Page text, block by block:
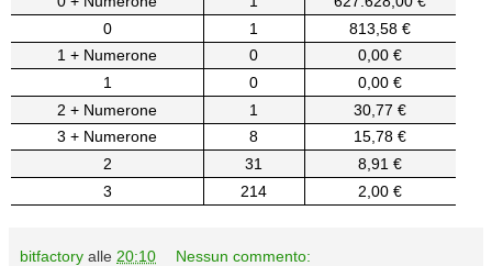
0
1
813,58 €
1 + Numerone
0
0,00 €
1
0
0,00 €
2 + Numerone
1
30,77 €
3 + Numerone
8
15,78 €
2
31
8,91 €
3
214 2,00 €
bitfactory alle 20:10 Nessun commento: